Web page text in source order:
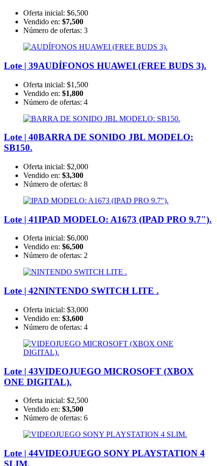
Oferta inicial: $6,500
Vendido en: $7,500
Número de ofertas: 3
Lote | 39AUDÍFONOS HUAWEI (FREE BUDS 3).
Oferta inicial: $1,500
Vendido en: $1,800
Número de ofertas: 4
Lote | 40BARRA DE SONIDO JBL MODELO:
SB150.
Oferta inicial: $2,000
Vendido en: $3,300
Número de ofertas: 8
Lote | 41IPAD MODELO: A1673 (IPAD PRO 9.7").
Oferta inicial: $6,000
Vendido en: $6,500
Número de ofertas: 2
Lote | 42NINTENDO SWITCH LITE .
Oferta inicial: $3,000
Vendido en: $3,600
Número de ofertas: 4
Lote | 43VIDEOJUEGO MICROSOFT (XBOX
ONE DIGITAL).
Oferta inicial: $2,500
Vendido en: $3,500
Número de ofertas: 6
Lote | 44VIDEOJUEGO SONY PLAYSTATION 4
SLIM.